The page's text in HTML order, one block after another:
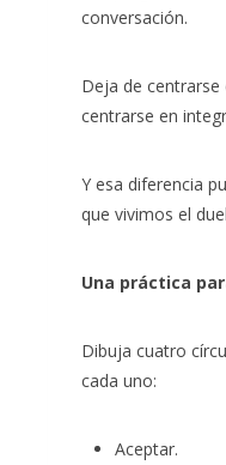
conversación.
Deja de centrarse
centrarse en
Y esa diferencia
que vivimos el
Una práctica
Dibuja cuatro
cada uno:
Aceptar.